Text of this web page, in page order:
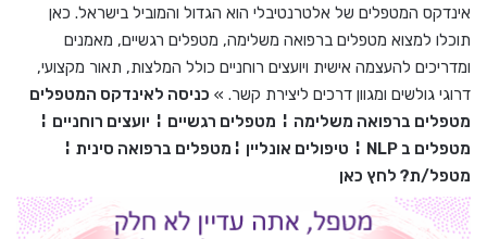
אינדקס המטפלים של אלטרנטיבלי הוא הגדול והמוביל בישראל. כאן
תוכלו למצוא מטפלים ברפואה משלימה, מטפלים רגשיים, מאמנים
ומדריכים להעצמה אישית ויועצים רוחניים כולל המלצות, תאור מקצועי,
דרוגי גולשים ומגוון דרכים ליצירת קשר. » כניסה לאינדקס המטפלים
מטפלים ברפואה משלימה ¦ מטפלים רגשיים ¦ יועצים רוחניים ¦
מטפלים ב NLP
¦ טיפולים אונליין ¦ מטפלים ברפואה סינית ¦
מטפל/ת? לחץ כאן